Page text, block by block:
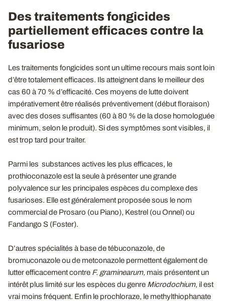
Des traitements fongicides
partiellement efficaces contre la
fusariose
Les traitements fongicides sont un ultime recours mais sont loin
d’être totalement efficaces. Ils atteignent dans le meilleur des
cas 60 à 70 % d’efficacité. Ces moyens de lutte doivent
impérativement être réalisés préventivement (début floraison)
avec des doses suffisantes (60 à 80 % de la dose homologuée
minimum, selon le produit). Si des symptômes sont visibles, il
est trop tard pour traiter.
Parmi les substances actives les plus efficaces, le
prothioconazole est la seule à présenter une grande
polyvalence sur les principales espèces du complexe des
fusarioses. Elle est généralement proposée sous le nom
commercial de Prosaro (ou Piano), Kestrel (ou Onnel) ou
Fandango S (Foster).
D’autres spécialités à base de tébuconazole, de
bromuconazole ou de metconazole permettent également de
lutter efficacement contre F. graminearum, mais présentent un
intérêt plus limité sur les espèces du genre Microdochium, il est
vrai moins fréquent. Enfin le prochloraze, le methylthiophanate